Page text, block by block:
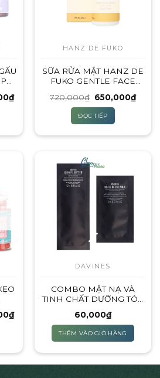
₫Giá
hiện
HANZ DE FUKO
SỮA RỬA MẶT HANZ DE
FUKO GENTLE FACE
720,000₫ Giá
là:
720,000₫.
650,000₫Giá
hiện
ĐỌC TIẾP
₫Giá
hiện
1,400,000₫.
DAVINES
COMBO MẶT NẠ VÀ
TINH CHẤT DƯỠNG TÓC
THỬ)
60,000₫
THÊM VÀO GIỎ HÀNG